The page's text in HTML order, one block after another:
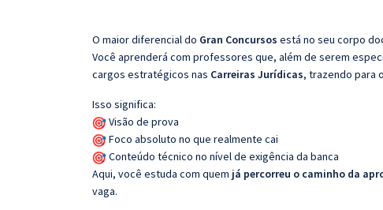
O maior diferencial do Gran Concursos está no seu corpo
Você aprenderá com professores que, além de serem
cargos estratégicos nas Carreiras Jurídicas, trazendo para
Isso significa:
Visão de prova
Foco absoluto no que realmente cai
Conteúdo técnico no nível de exigência da banca
Aqui, você estuda com quem já percorreu o caminho da
vaga.